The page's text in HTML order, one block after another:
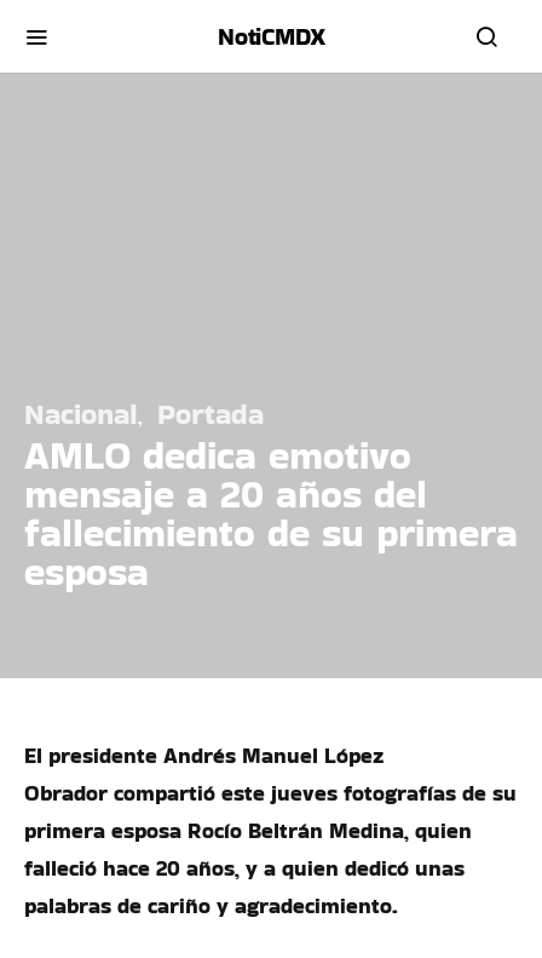
NotiCMDX
Nacional Portada
AMLO dedica emotivo
mensaje a 20 años del
fallecimiento de su primera
esposa
El presidente Andrés Manuel López
Obrador compartió este jueves fotografías de su
primera esposa Rocío Beltrán Medina, quien
falleció hace 20 años, y a quien dedicó unas
palabras de cariño y agradecimiento.